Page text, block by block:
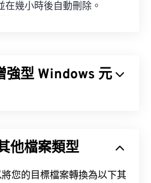
在幾小時後自動刪除。
強型 Windows 元
統上，常用的 WMF 開啟程
Converter Pro。
其他檔案類型
您的目標檔案轉換為以下其